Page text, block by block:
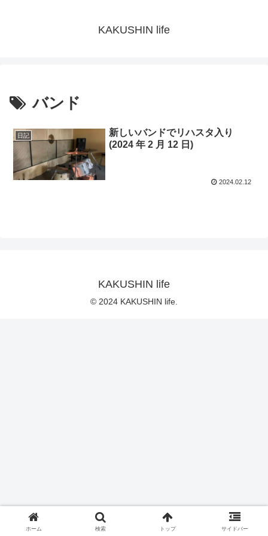
KAKUSHIN life
バンド
日記
新しいバンドでリハスタ入り
(2024 年 2 月 12 日)
2024.02.12
KAKUSHIN life
© 2024 KAKUSHIN life.
ホーム 検索 トップ サイドバー